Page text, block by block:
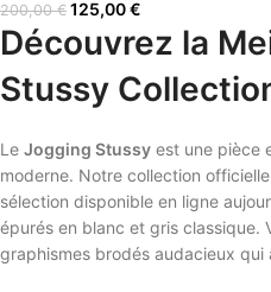
200,00€ 125,00€
Découvrez la
Stussy
Le Jogging Stussy est une pièce
moderne. Notre collection
sélection disponible en ligne
épurés en blanc et gris classique.
graphismes brodés audacieux